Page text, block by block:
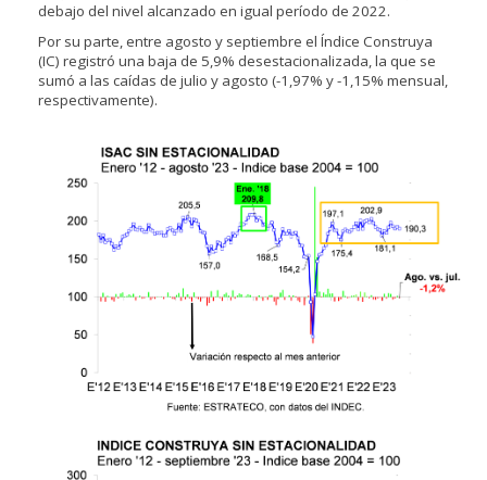
debajo del nivel alcanzado en igual período de 2022.
Por su parte, entre agosto y septiembre el Índice Construya
(IC) registró una baja de 5,9% desestacionalizada, la que se
sumó a las caídas de julio y agosto (-1,97% y -1,15% mensual,
respectivamente).